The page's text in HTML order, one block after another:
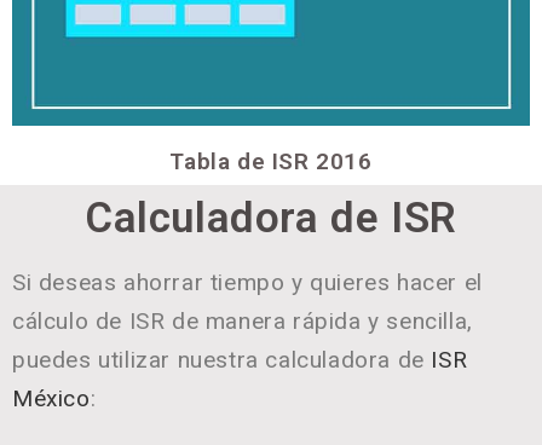
Tabla de ISR 2016
Calculadora de ISR
Si deseas ahorrar tiempo y quieres hacer el
cálculo de ISR de manera rápida y sencilla,
puedes utilizar nuestra calculadora de ISR
México: